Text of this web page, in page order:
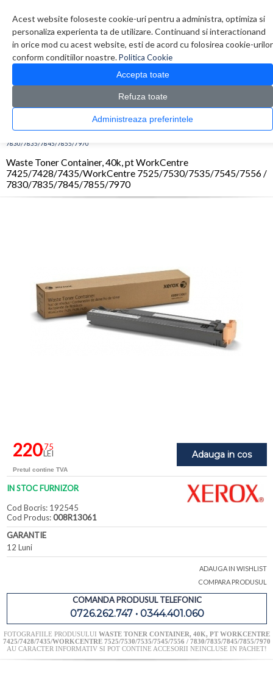
Acest website foloseste cookie-uri pentru a administra, optimiza si
personaliza experienta ta de utilizare. Continuand si interactionand
in orice mod cu acest website, esti de acord cu folosirea cookie-urilor
conform conditiilor noastre.Politica Cookie
Accepta toate
Refuza toate
Administreaza preferintele
0 produs(e)
CATALOG PRODUSE
Consumabile originale > OPC/Drum/Printhead
7830/7835/7845/7855/7970
Waste Toner Container, 40k, pt WorkCentre
7425/7428/7435/WorkCentre 7525/7530/7535/7545/7556 /
7830/7835/7845/7855/7970
Adauga in cos
220,75
LEI
Pretul contine TVA
IN STOC FURNIZOR
Cod Bocris: 192545
Cod Produs:008R13061
GARANTIE
12 Luni
ADAUGA IN WISHLIST
COMPARA PRODUSUL
COMANDA PRODUSUL TELEFONIC
0726.262.747 • 0344.401.060
FOTOGRAFIILE PRODUSULUI WASTE TONER CONTAINER, 40K, PT WORKCENTRE
7425/7428/7435/WORKCENTRE 7525/7530/7535/7545/7556 / 7830/7835/7845/7855/7970
AU CARACTER INFORMATIV SI POT CONTINE ACCESORII NEINCLUSE IN PACHET!